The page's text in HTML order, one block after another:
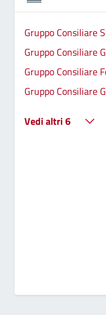
Gruppo Consiliare
Gruppo Consiliare
Gruppo Consiliare
Gruppo Consiliare
Vedi altri 6